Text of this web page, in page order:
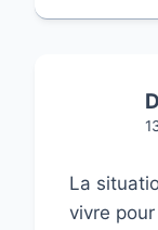
La
vivre